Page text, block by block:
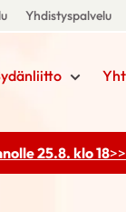
Yhdistyspalvelu
25.8. klo 18>>